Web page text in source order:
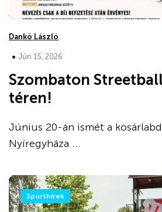
Dankó László
• Jún 15, 2026
Szombaton
téren!
Június 20-án ismét a
Nyíregyháza ...
Sporthírek